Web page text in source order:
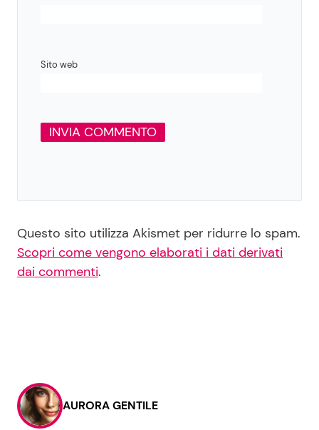
Sito web
Questo sito utilizza Akismet per ridurre lo spam.
Scopri come vengono elaborati i dati derivati
dai commenti.
AURORA GENTILE